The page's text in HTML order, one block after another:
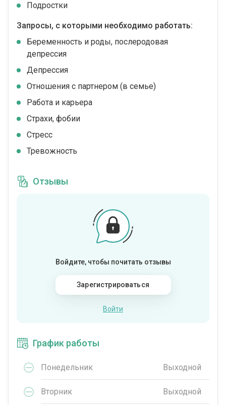
Подростки
Запросы, с которыми необходимо работать:
Беременность и роды, послеродовая
депрессия
Депрессия
Отношения с партнером (в семье)
Работа и карьера
Страхи, фобии
Стресс
Тревожность
Отзывы
Войдите, чтобы почитать отзывы
Зарегистрироваться
Войти
График работы
Понедельник Выходной
Вторник Выходной